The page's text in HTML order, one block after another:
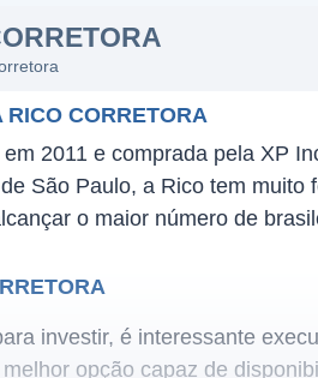
RICO CORRETORA
2011 e comprada pela XP
São Paulo, a Rico tem muito
o maior número de
investir, é interessante
opção capaz de